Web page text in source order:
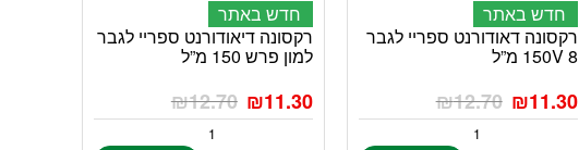
חדש באתר
רקסונה דאודורנט ספריי לגבר
8 150V מ”ל
₪12.70 ₪11.30
חדש באתר
רקסונה דיאודורנט ספריי לגבר
למון פרש 150 מ”ל
₪12.70 ₪11.30